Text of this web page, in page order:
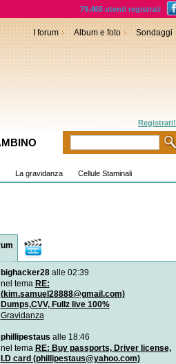
79.465 utenti registrati
La gravidanza Cellule Staminali
bighacker28alle 02:39
nel tema RE:
(kim.samuel28888@gmail.com)
Dumps,CVV, Fullz live 100%
Gravidanza
phillipestaus alle 18:46
nel tema RE: Buy passports, Driver license,
I.D card (phillipestaus@yahoo.com)
I forum Album e foto Sondaggi
Registrati!